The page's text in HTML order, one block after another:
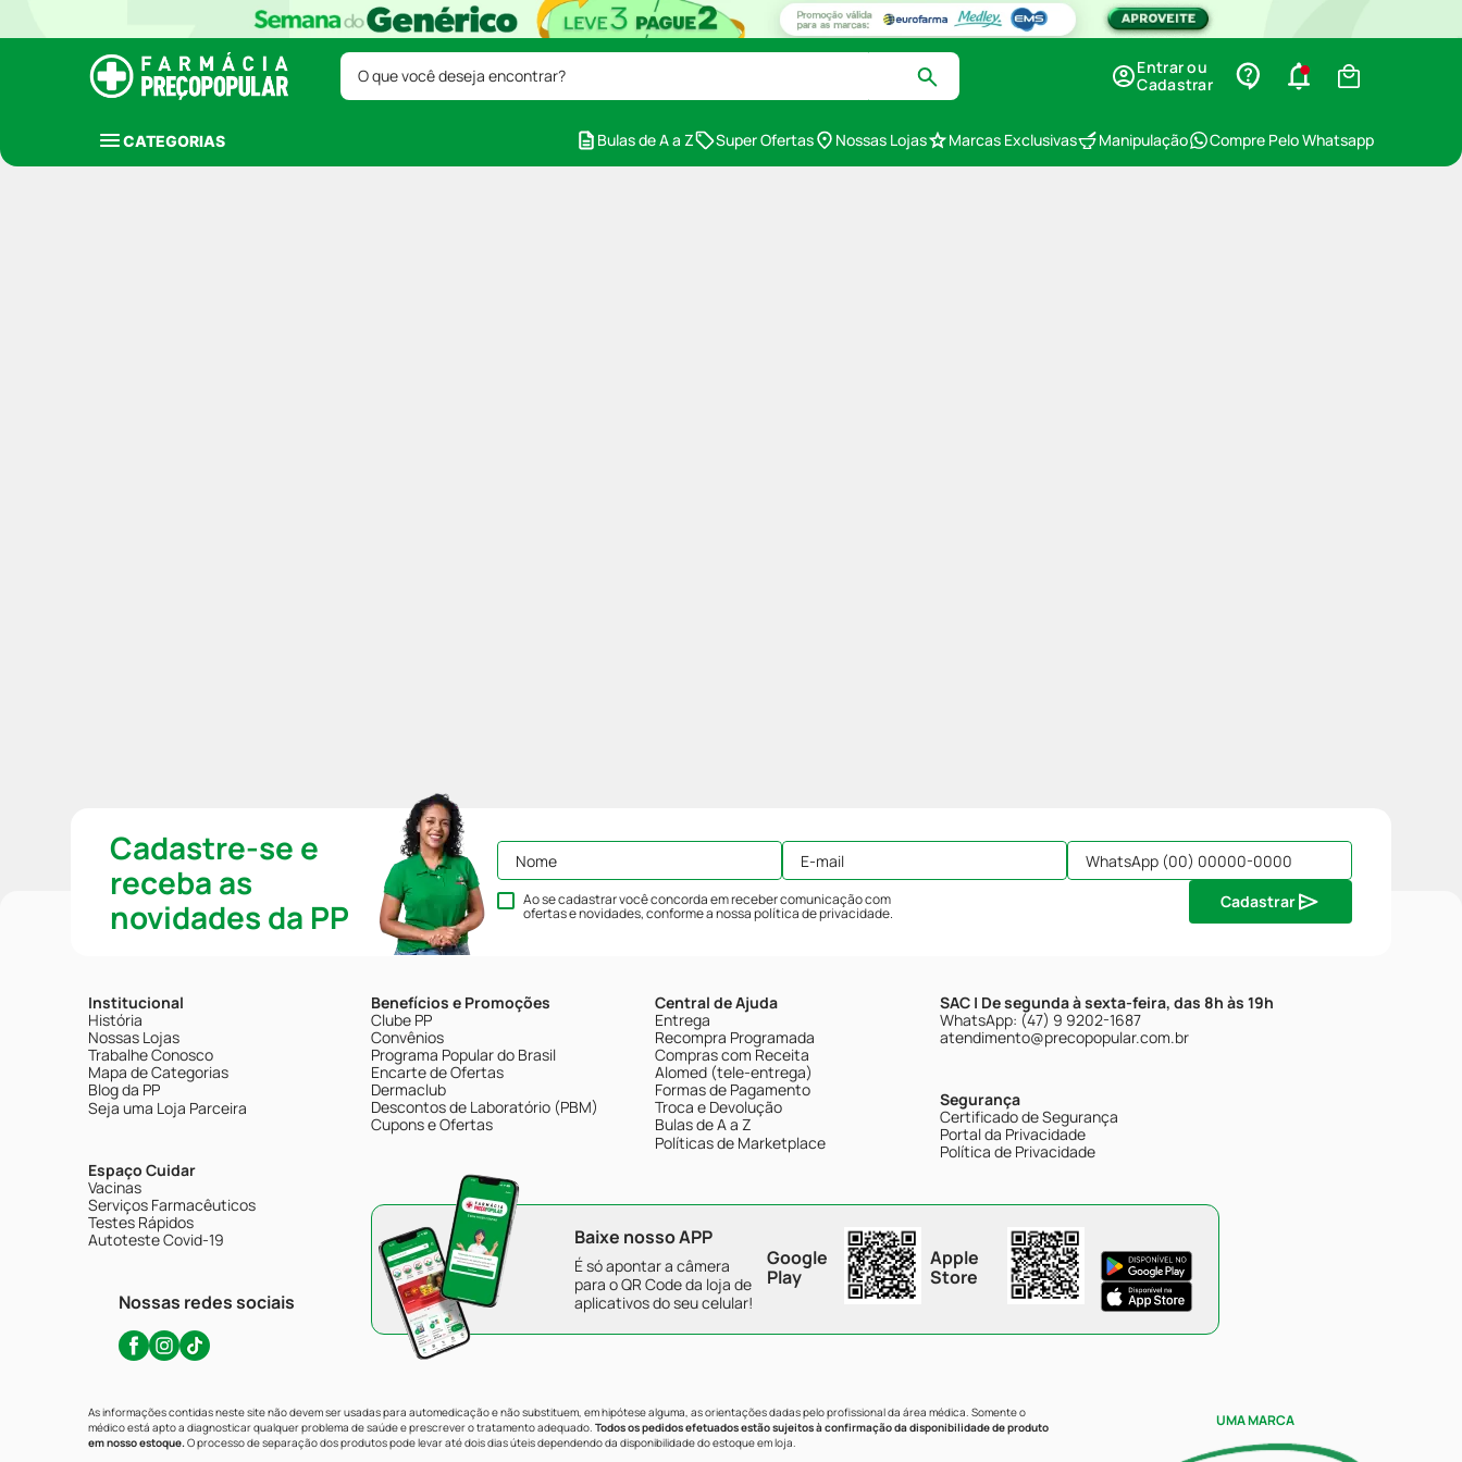
O que você deseja encontrar?
Entrar ou
Cadastrar
CATEGORIAS Bulas de A a Z Super Ofertas Nossas Lojas Marcas Exclusivas Manipulação Compre Pelo Whatsapp
Cadastre-se e
receba as
novidades da PP
Ao se cadastrar você concorda em receber comunicação com
ofertas e novidades, conforme a nossapolítica de privacidade.
Cadastrar
Institucional
História
Nossas Lojas
Trabalhe Conosco
Mapa de Categorias
Blog da PP
Seja uma Loja Parceira
Espaço Cuidar
Vacinas
Serviços Farmacêuticos
Testes Rápidos
Autoteste Covid-19
Nossas redes sociais
Benefícios e Promoções
Clube PP
Convênios
Programa Popular do Brasil
Encarte de Ofertas
Dermaclub
Descontos de Laboratório (PBM)
Cupons e Ofertas
Central de Ajuda
Entrega
Recompra Programada
Compras com Receita
Alomed (tele-entrega)
Formas de Pagamento
Troca e Devolução
Bulas de A a Z
Políticas de Marketplace
SAC | De segunda à sexta-feira, das 8h às 19h
WhatsApp: (47) 9 9202-1687
atendimento@precopopular.com.br
Segurança
Certificado de Segurança
Portal da Privacidade
Política de Privacidade
Baixe nosso APP
É só apontar a câmera
para o QR Code da loja de
aplicativos do seu celular!
Google
Play
Apple
Store
As informações contidas neste site não devem ser usadas para automedicação e não substituem, em hipótese alguma, as orientações dadas pelo profissional da área médica. Somente o
médico está apto a diagnosticar qualquer problema de saúde e prescrever o tratamento adequado. Todos os pedidos efetuados estão sujeitos à confirmação da disponibilidade de produto
em nosso estoque.O processo de separação dos produtos pode levar até dois dias úteis dependendo da disponibilidade do estoque em loja.
UMA MARCA